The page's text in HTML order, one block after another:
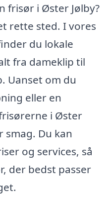
frisør i Øster Jølby?
rette sted. I vores
du lokale
fra dameklip til
Uanset om du
eller en
i Øster
smag. Du kan
og services, så
der bedst passer